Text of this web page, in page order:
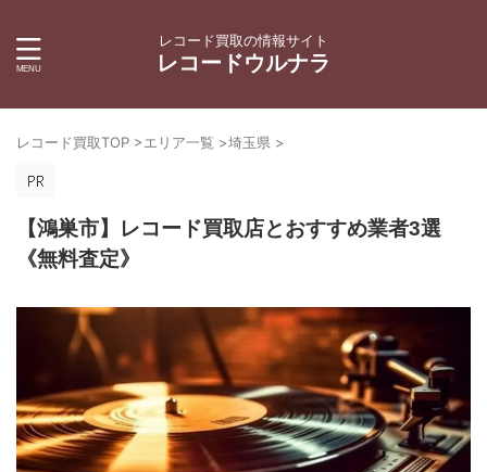
レコード買取の情報サイト
レコードウルナラ
レコード買取TOP >エリア一覧 >埼玉県 >
【鴻巣市】レコード買取店とおすすめ業者3選
《無料査定》